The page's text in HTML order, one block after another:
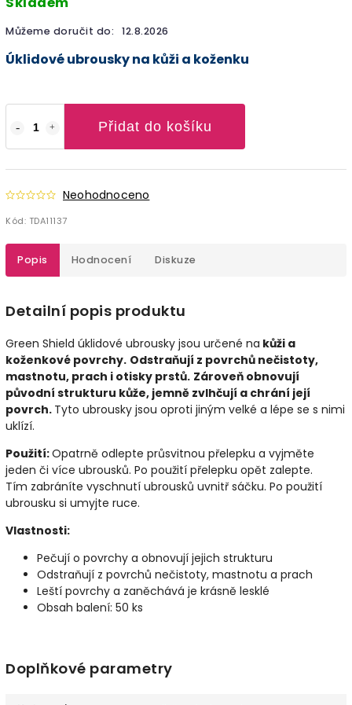
Můžeme doručit do: 12.8.2026
Přidat do košíku
Neohodnoceno
Kód: TDA11137
Úklidové ubrousky na kůži a koženku
Popis Hodnocení Diskuze
Detailní popis produktu
Green Shield úklidové ubrousky jsou určené na kůži a
koženkové povrchy. Odstraňují z povrchů nečistoty,
mastnotu, prach i otisky prstů. Zároveň obnovují
původní strukturu kůže, jemně zvlhčují a chrání její
povrch. Tyto ubrousky jsou oproti jiným velké a lépe se s nimi
uklízí.
Použití:Opatrně odlepte průsvitnou přelepku a vyjměte
jeden či více ubrousků. Po použití přelepku opět zalepte.
Tím zabráníte vyschnutí ubrousků uvnitř sáčku. Po použití
ubrousku si umyjte ruce.
Vlastnosti:
Pečují o povrchy a obnovují jejich strukturu
Odstraňují z povrchů nečistoty, mastnotu a prach
Leští povrchy a zaněchává je krásně lesklé
Obsah balení: 50 ks
Doplňkové parametry